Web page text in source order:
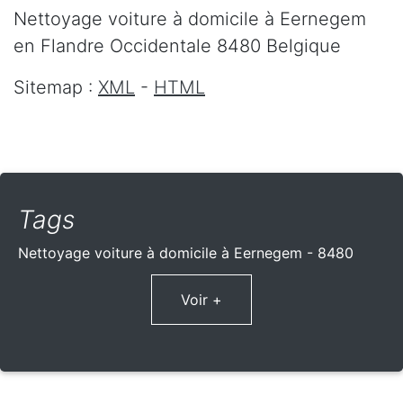
Nettoyage voiture à domicile à Eernegem
en Flandre Occidentale 8480 Belgique
Sitemap : XML - HTML
Tags
Nettoyage voiture à domicile à Eernegem - 8480
Voir +